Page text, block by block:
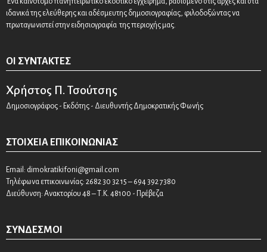
ιδανικά της ελεύθερης και αδέσμευτης δημοσιογραφίας, φιλοδοξώντας να
πρωταγωνιστεί στην ειδησιογραφία της περιοχής μας.
ΟΙ ΣΥΝΤΆΚΤΕΣ
Χρήστος Π. Τσούτσης
Δημοσιογράφος - Εκδότης - Διευθυντής Δημοκρατικής Φωνής
ΣΤΟΙΧΕΊΑ ΕΠΙΚΟΙΝΩΝΊΑΣ
Email: dimokratikifoni@gmail.com
Τηλέφωνα επικοινωνίας: 2682 30 32 15 – 694 392 7380
Διεύθυνση: Ανακτορίου 48 – Τ.Κ. 48100 - Πρέβεζα
ΣΎΝΔΕΣΜΟΙ